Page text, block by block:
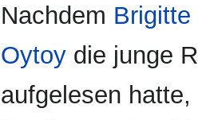
Nachdem Brigitte
Oytoy die junge
aufgelesen hatte,